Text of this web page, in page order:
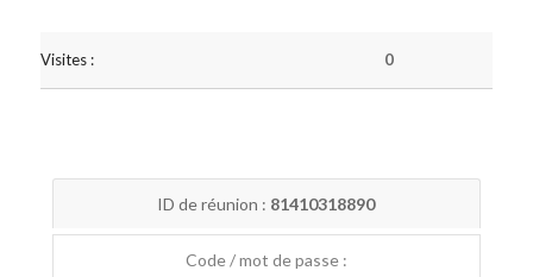
Visites : 0
ID de réunion : 81410318890
Code / mot de passe :